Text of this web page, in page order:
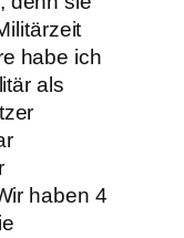
habe ich
als
haben 4